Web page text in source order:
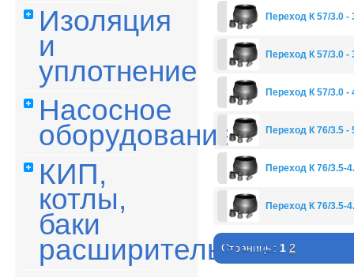
Изоляция
и
уплотнение
Насосное
оборудование
КИП,
котлы,
баки
расширительные
Переход К 57/3.0 -
Переход К 57/3.0 -
Переход К 57/3.0 -
Переход К 76/3.5 -
Переход К 76/3.5-
Переход К 76/3.5-
Страницы: 1 2